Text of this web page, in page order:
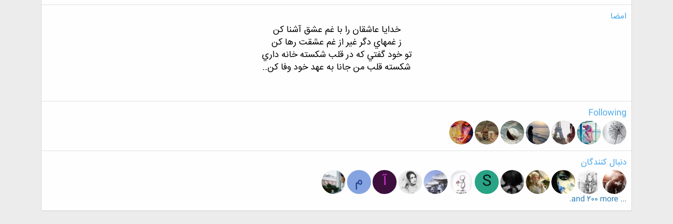
امضا
خدايا عاشقان را با غم عشق آشنا كن
ز غمهاي دگر غير ازغم عشقت رها كن
تو خود گفتي كه در قلب شكسته خانه داري
شكسته قلب من جانا به عهد خود وفا كن..
Following
دنبال کنندگان
S آ م
... and 200 more.